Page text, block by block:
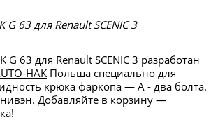
G 63 для Renault SCENIC 3
G 63 для Renault SCENIC 3 разработан
HAK Польша специально для
крюка фаркопа — А - два болта.
Добавляйте в корзину —